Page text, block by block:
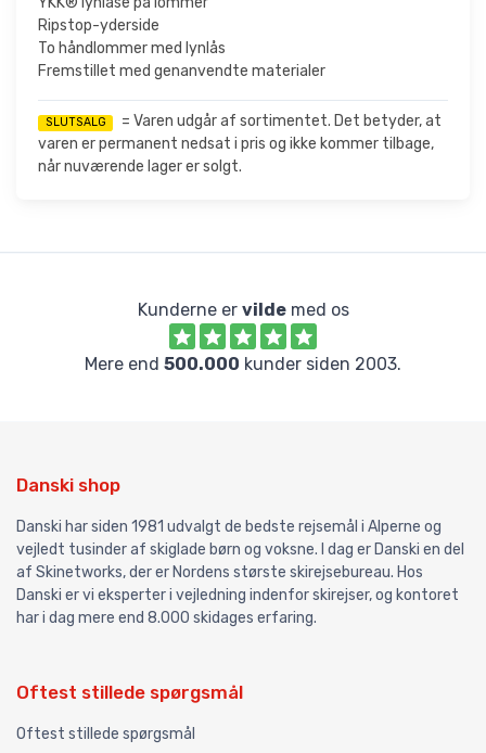
Ripstop-yderside
To håndlommer med lynlås
Fremstillet med genanvendte materialer
SLUTSALG
= Varen udgår af sortimentet. Det betyder, at
varen er permanent nedsat i pris og ikke kommer tilbage,
når nuværende lager er solgt.
Kunderne er vildemed os
Mere end 500.000 kunder siden 2003.
Danski shop
Danski har siden 1981 udvalgt de bedste rejsemål i Alperne og
vejledt tusinder af skiglade børn og voksne. I dag er Danski en del
af Skinetworks, der er Nordens største skirejsebureau. Hos
Danski er vi eksperter i vejledning indenfor skirejser, og kontoret
har i dag mere end 8.000 skidages erfaring.
Oftest stillede spørgsmål
Oftest stillede spørgsmål